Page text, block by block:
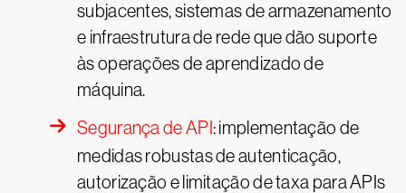
subjacentes, sistemas de armazenamento
e infraestrutura de rede que dão suporte
às operações de aprendizado de
máquina.
Segurança de API : implementação de
medidas robustas de autenticação,
autorização e limitação de taxa para APIs